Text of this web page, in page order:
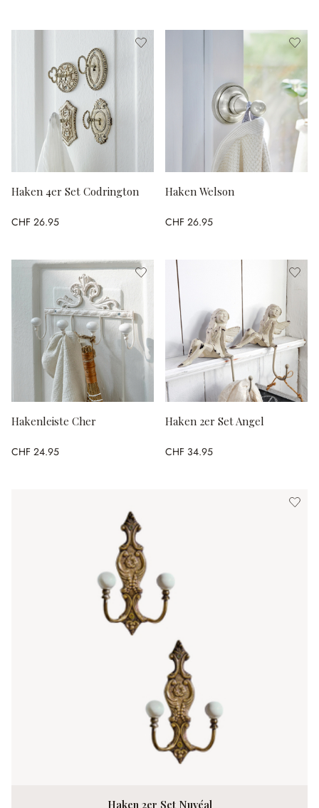
Haken 4er Set Codrington
CHF 26.95
Haken Welson
CHF 26.95
Hakenleiste Cher
CHF 24.95
Haken 2er Set Angel
CHF 34.95
Haken 2er Set Nuvéal